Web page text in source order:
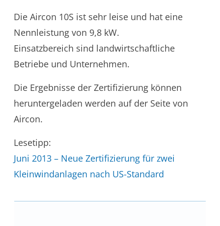
Die Aircon 10S ist sehr leise und hat eine
Nennleistung von 9,8 kW.
Einsatzbereich sind landwirtschaftliche
Betriebe und Unternehmen.
Die Ergebnisse der Zertifizierung können
heruntergeladen werden auf der Seite von
Aircon.
Lesetipp:
Juni 2013 – Neue Zertifizierung für zwei
Kleinwindanlagen nach US-Standard